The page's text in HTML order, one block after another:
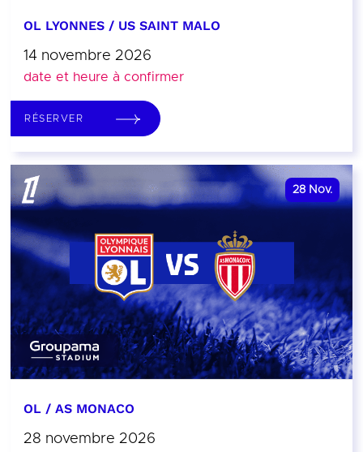
OL LYONNES / US SAINT MALO
14 novembre 2026
date et heure à confirmer
RÉSERVER
28 Nov.
OL / AS MONACO
28 novembre 2026